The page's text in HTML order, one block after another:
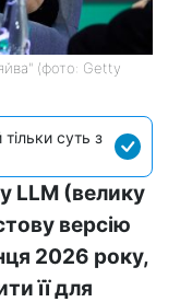
(фото: Getty
суть з
LLM (велику
версію
2026 року,
її для